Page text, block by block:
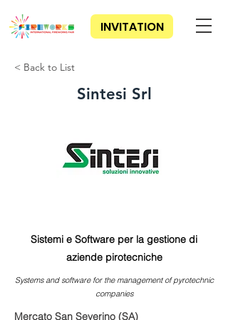
INVITATION
< Back to List
Sintesi Srl
Sistemi e Software per la gestione di
aziende pirotecniche
Systems and software for the management of pyrotechnic
companies
Mercato San Severino (SA)